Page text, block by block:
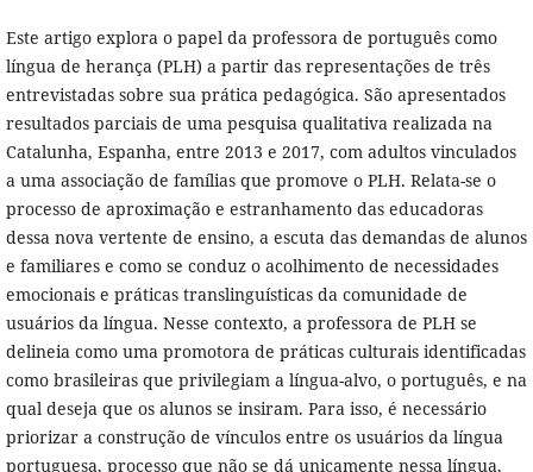
Este artigo explora o papel da professora de português como
língua de herança (PLH) a partir das representações de três
entrevistadas sobre sua prática pedagógica. São apresentados
resultados parciais de uma pesquisa qualitativa realizada na
Catalunha, Espanha, entre 2013 e 2017, com adultos vinculados
a uma associação de famílias que promove o PLH. Relata-se o
processo de aproximação e estranhamento das educadoras
dessa nova vertente de ensino, a escuta das demandas de alunos
e familiares e como se conduz o acolhimento de necessidades
emocionais e práticas translinguísticas da comunidade de
usuários da língua. Nesse contexto, a professora de PLH se
delineia como uma promotora de práticas culturais identificadas
como brasileiras que privilegiam a língua-alvo, o português, e na
qual deseja que os alunos se insiram. Para isso, é necessário
priorizar a construção de vínculos entre os usuários da língua
portuguesa, processo que não se dá unicamente nessa língua,